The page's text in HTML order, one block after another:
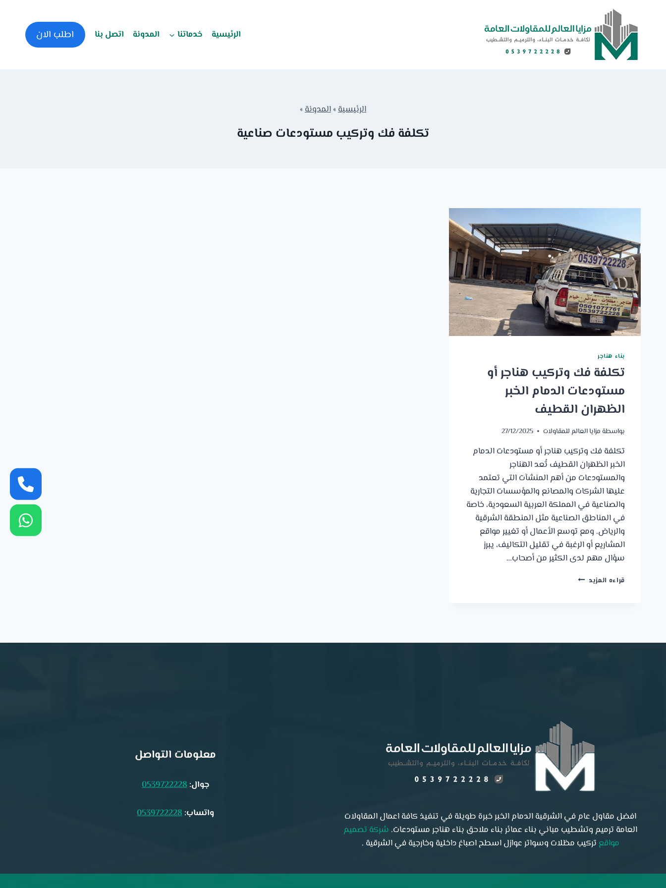
المحتوى
الرئيسية خدماتنا المدونة اتصل بنا اطلب الان
الرئيسية»المدونة»
تكلفة فك وتركيب مستودعات صناعية
بناء هناجر
تكلفة فك وتركيب هناجر أو
مستودعات الدمام الخبر
الظهران القطيف
بواسطة مزايا العالم للمقاولات 27/12/2025
تكلفة فك وتركيب هناجر أو مستودعات الدمام
الخبر الظهران القطيف تُعد الهناجر
والمستودعات من أهم المنشآت التي تعتمد
عليها الشركات والمصانع والمؤسسات التجارية
والصناعية في المملكة العربية السعودية، خاصة
في المناطق الصناعية مثل المنطقة الشرقية
والرياض. ومع توسع الأعمال أو تغيير مواقع
المشاريع أو الرغبة في تقليل التكاليف، يبرز
سؤال مهم لدى الكثير من أصحاب…
قراءه المزيد تكلفة
الدمام
افضل مقاول عام في الشرقية الدمام الخبر خبرة طويلة في تنفيذ كافة اعمال المقاولات
العامة ترميم وتشطيب مباني بناء عمائر بناء ملاحق بناء هناجر مستودعات. شركة تصميم
مواقع تركيب مظلات وسواتر عوازل اسطح اصباغ داخلية وخارجية في الشرقية .
معلومات التواصل
جوال:0539722228
واتساب:0539722228